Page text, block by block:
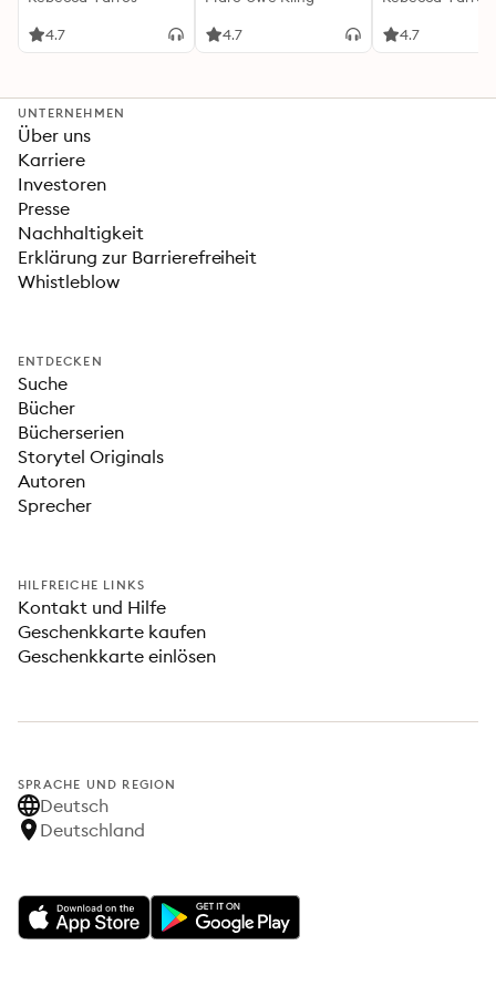
4.7 4.7
heißersehnte
4.7
UNTERNEHMEN
Über uns
Karriere
Investoren
Presse
Nachhaltigkeit
Erklärung zur Barrierefreiheit
Whistleblow
ENTDECKEN
Suche
Bücher
Bücherserien
Storytel Originals
Autoren
Sprecher
HILFREICHE LINKS
Kontakt und Hilfe
Geschenkkarte kaufen
Geschenkkarte einlösen
SPRACHE UND REGION
Deutsch
Deutschland